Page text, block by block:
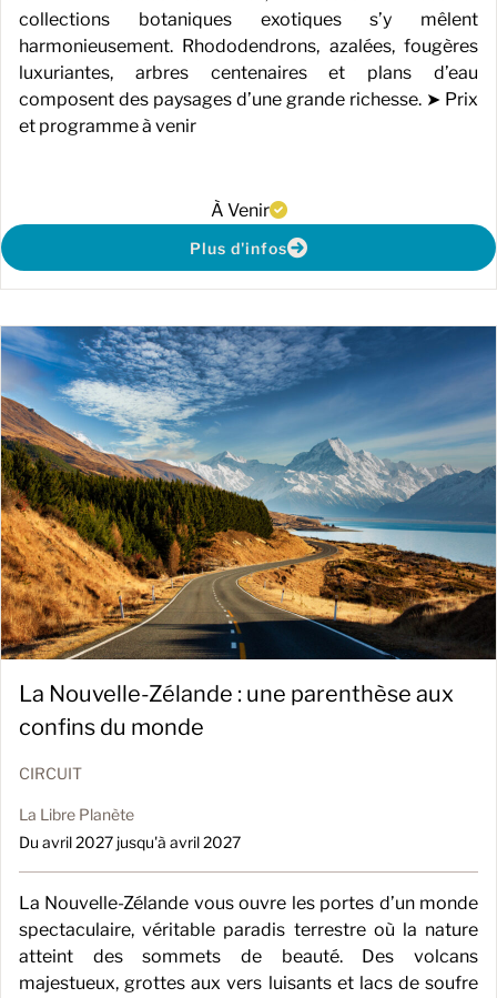
collections botaniques exotiques s’y mêlent
harmonieusement. Rhododendrons, azalées, fougères
luxuriantes, arbres centenaires et plans d’eau
composent des paysages d’une grande richesse. ➤ Prix
et programme à venir
À Venir
Plus d'infos
La Nouvelle-Zélande : une parenthèse aux
confins du monde
CIRCUIT
La Libre Planète
Du avril 2027 jusqu'à avril 2027
La Nouvelle-Zélande vous ouvre les portes d’un monde
spectaculaire, véritable paradis terrestre où la nature
atteint des sommets de beauté. Des volcans
majestueux, grottes aux vers luisants et lacs de soufre